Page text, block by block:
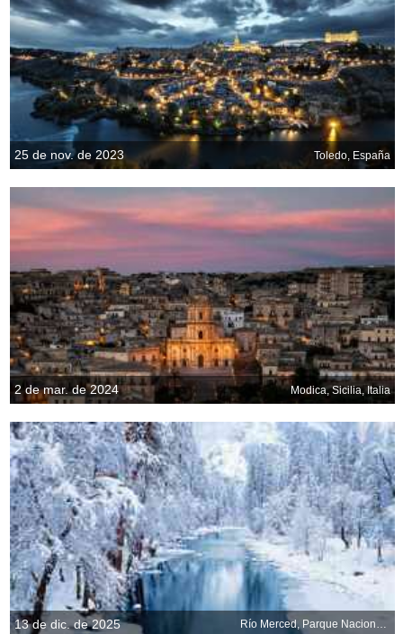
25 de nov. de 2023 Toledo, España
2 de mar. de 2024 Modica, Sicilia, Italia
13 de dic. de 2025 Río Merced, Parque Nacional de Yosemite, California, EE. UU.